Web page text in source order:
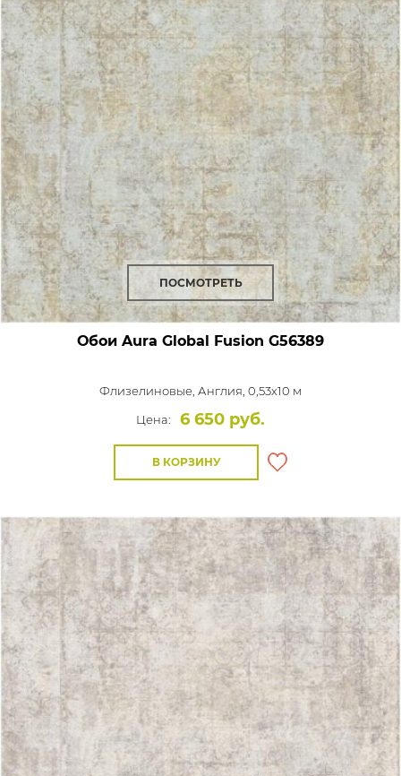
ПОСМОТРЕТЬ
Обои Aura Global Fusion G56389
Флизелиновые, Англия, 0,53x10 м
Цена:
6 650 руб.
В КОРЗИНУ